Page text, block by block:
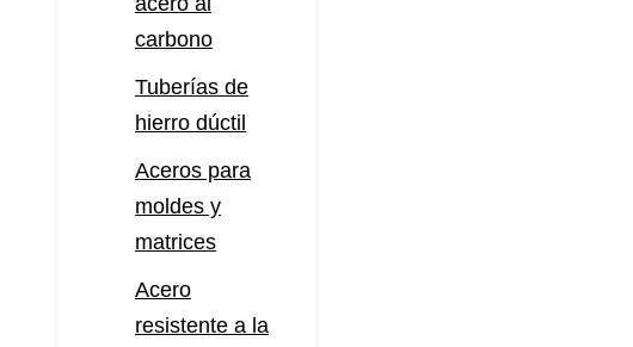
carbono
Tuberías de
hierro dúctil
Aceros para
moldes y
matrices
Acero
resistente a la